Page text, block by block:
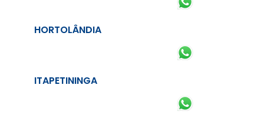
HORTOLÂNDIA
ITAPETININGA